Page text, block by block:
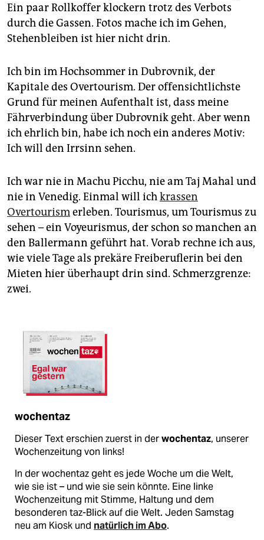
Ein paar Rollkoffer klockern trotz des Verbots
durch die Gassen. Fotos mache ich im Gehen,
Stehenbleiben ist hier nicht drin.
Ich bin im Hochsommer in Dubrovnik, der
Kapitale des Overtourism. Der offensichtlichste
Grund für meinen Aufenthalt ist, dass meine
Fährverbindung über Dubrovnik geht. Aber wenn
ich ehrlich bin, habe ich noch ein anderes Motiv:
Ich will den Irrsinn sehen.
Ich war nie in Machu Picchu, nie am Taj Mahal und
nie in Venedig. Einmal will ichkrassen
Overtourismerleben. Tourismus, um Tourismus zu
sehen – ein Voyeurismus, der schon so manchen an
den Ballermann geführt hat. Vorab rechne ich aus,
wie viele Tage als prekäre Freiberuflerin bei den
Mieten hier überhaupt drin sind. Schmerzgrenze:
zwei.
wochentaz
Dieser Text erschien zuerst in derwochentaz, unserer
Wochenzeitung von links!
In der wochentaz geht es jede Woche um die Welt,
wie sie ist – und wie sie sein könnte. Eine linke
Wochenzeitung mit Stimme, Haltung und dem
besonderen taz-Blick auf die Welt. Jeden Samstag
neu am Kiosk und natürlich im Abo.